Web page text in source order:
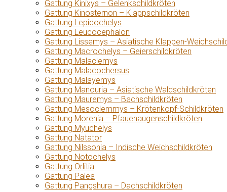
Gattung Kinixys – Gelenkschildkröten
Gattung Kinosternon – Klappschildkröten
Gattung Lepidochelys
Gattung Leucocephalon
Gattung Lissemys – Asiatische Klappen-
Gattung Macrochelys – Geierschildkröten
Gattung Malaclemys
Gattung Malacochersus
Gattung Malayemys
Gattung Manouria – Asiatische Waldschildkröten
Gattung Mauremys – Bachschildkröten
Gattung Mesoclemmys – Krötenkopf-Schildkröten
Gattung Morenia – Pfauenaugenschildkröten
Gattung Myuchelys
Gattung Natator
Gattung Nilssonia – Indische Weichschildkröten
Gattung Notochelys
Gattung Orlitia
Gattung Palea
Gattung Pangshura – Dachschildkröten